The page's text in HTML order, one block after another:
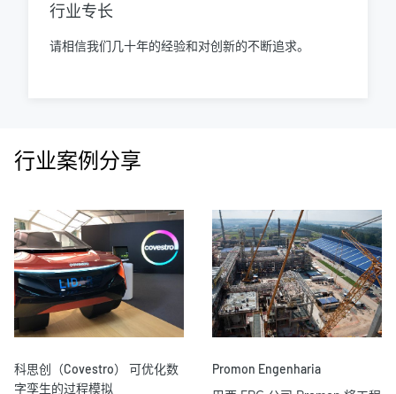
行业专长
请相信我们几十年的经验和对创新的不断追求。
行业案例分享
科思创（Covestro） 可优化数
字孪生的过程模拟
Promon Engenharia